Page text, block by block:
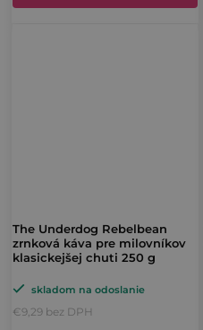
The Underdog Rebelbean
zrnková káva pre milovníkov
klasickejšej chuti 250 g
skladom na odoslanie
€9,29 bez DPH